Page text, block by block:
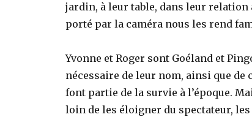
jardin, à leur table, dans leur relation
porté par la caméra nous les rend
Yvonne et Roger sont Goéland et
nécessaire de leur nom, ainsi que
font partie de la survie à l’époque.
loin de les éloigner du spectateur,